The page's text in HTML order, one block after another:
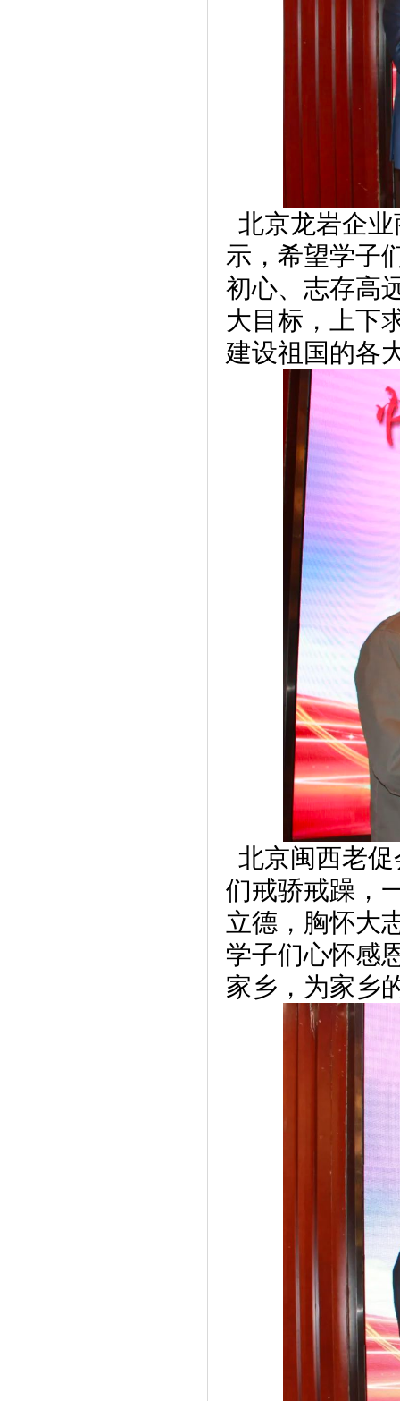
北京龙岩企
示，希望学子
初心、志存高
大目标，上下
建设祖国的各
北京闽西老
们戒骄戒躁，
立德，胸怀大
学子们心怀感
家乡，为家乡